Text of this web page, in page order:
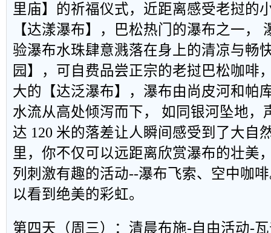
里庙】的祈福仪式，近距离感受老挝的
【达漾瀑布】，巴松热门的瀑布之一，
验瀑布水珠肆意溅落在身上的清凉与畅
园】，可自费品尝正宗的老挝巴松咖啡
大的【达泛瀑布】，瀑布由尚皮河和帕
水流从高处倾泻而下， 如同银河坠地，
达 120 米的落差让人瞬间感受到了大自
里，你不仅可以远距离欣赏瀑布的壮美
列刺激有趣的活动--瀑布飞索、空中咖
以看到绝美的彩虹。
第四天（周三）：清晨布施-自由活动-